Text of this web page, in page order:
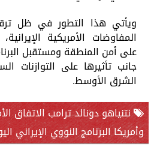
ويأتي هذا التطور في ظل
المفاوضات الأمريكية
على أمن المنطقة ومستقبل
جانب تأثيرها على التوازنات
الشرق الأوسط.
نتنياهو دونالد ترامب الاتفاق
وأمريكا البرنامج النووي الإيراني